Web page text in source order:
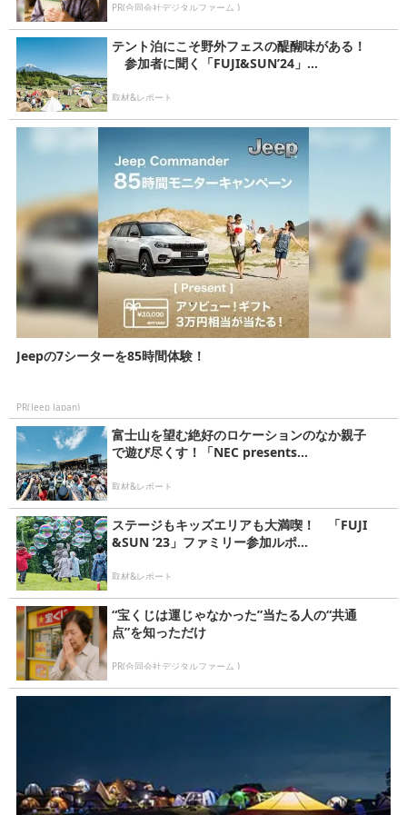
PR(合同会社デジタルファーム )
テント泊にこそ野外フェスの醍醐味がある！
参加者に聞く「FUJI&SUN’24」...
取材&レポート
Jeepの7シーターを85時間体験！
PR(Jeep Japan)
富士山を望む絶好のロケーションのなか親子
で遊び尽くす！「NEC presents...
取材&レポート
ステージもキッズエリアも大満喫！ 「FUJI
&SUN ’23」ファミリー参加ルポ...
取材&レポート
“宝くじは運じゃなかった”当たる人の“共通
点”を知っただけ
PR(合同会社デジタルファーム )